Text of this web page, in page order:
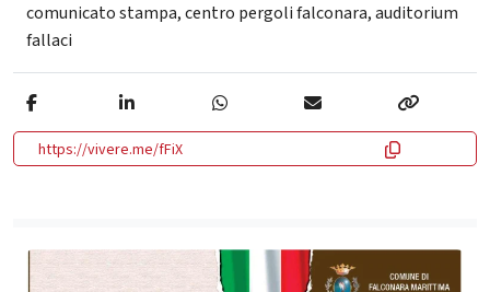
comunicato stampa,centro pergoli falconara,auditorium
fallaci
https://vivere.me/fFiX